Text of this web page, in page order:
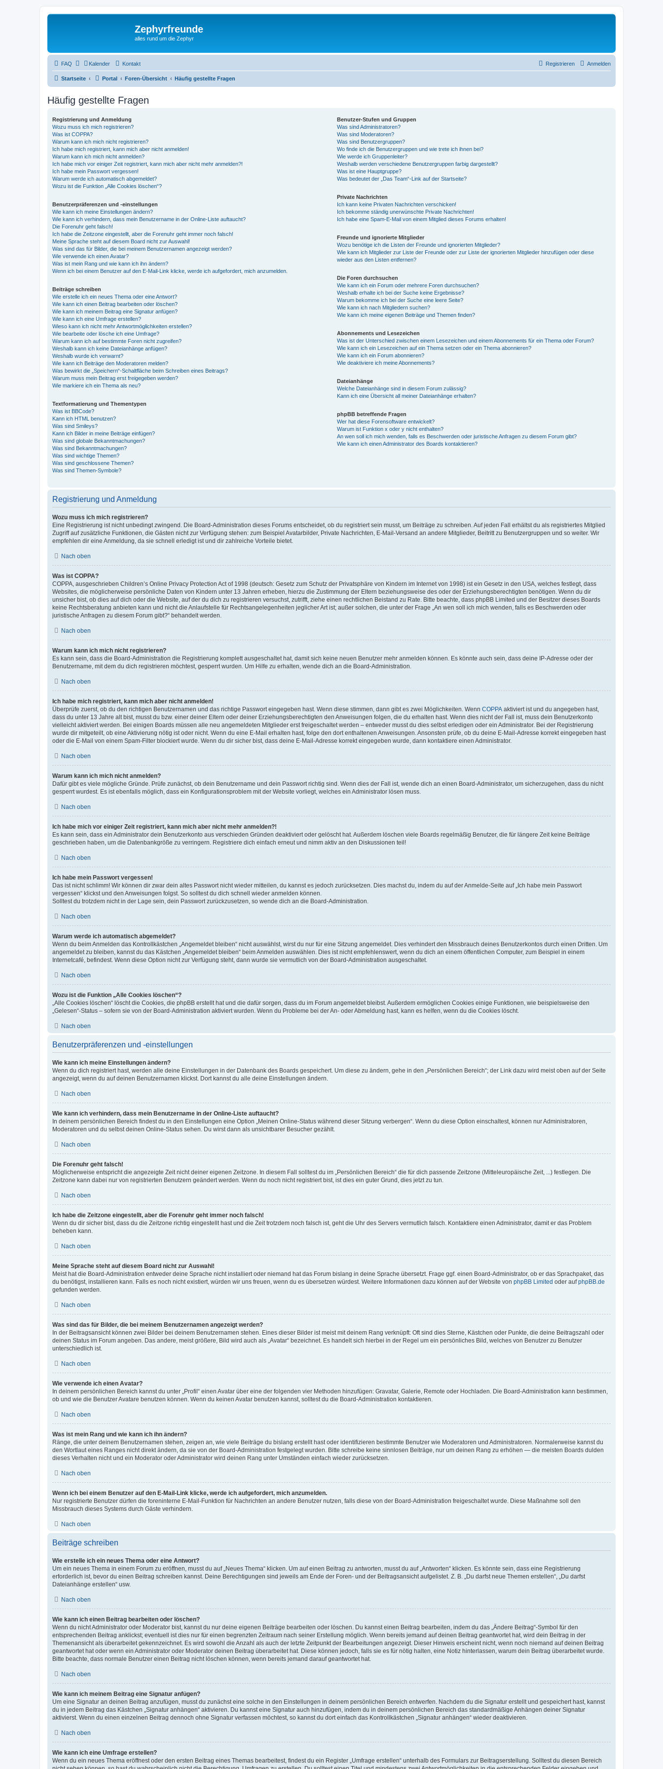
Zephyrfreunde
alles rund um die Zephyr
FAQ Kalender Kontakt Anmelden
Registrieren
Startseite Portal Foren-Übersicht Häufig gestellte Fragen
Häufig gestellte Fragen
Registrierung und Anmeldung
Wozu muss ich mich registrieren?
Was ist COPPA?
Warum kann ich mich nicht registrieren?
Ich habe mich registriert, kann mich aber nicht anmelden!
Warum kann ich mich nicht anmelden?
Ich habe mich vor einiger Zeit registriert, kann mich aber nicht mehr anmelden?!
Ich habe mein Passwort vergessen!
Warum werde ich automatisch abgemeldet?
Wozu ist die Funktion „Alle Cookies löschen“?
Benutzerpräferenzen und -einstellungen
Wie kann ich meine Einstellungen ändern?
Wie kann ich verhindern, dass mein Benutzername in der Online-Liste auftaucht?
Die Forenuhr geht falsch!
Ich habe die Zeitzone eingestellt, aber die Forenuhr geht immer noch falsch!
Meine Sprache steht auf diesem Board nicht zur Auswahl!
Was sind das für Bilder, die bei meinem Benutzernamen angezeigt werden?
Wie verwende ich einen Avatar?
Was ist mein Rang und wie kann ich ihn ändern?
Wenn ich bei einem Benutzer auf den E-Mail-Link klicke, werde ich aufgefordert, mich anzumelden.
Beiträge schreiben
Wie erstelle ich ein neues Thema oder eine Antwort?
Wie kann ich einen Beitrag bearbeiten oder löschen?
Wie kann ich meinem Beitrag eine Signatur anfügen?
Wie kann ich eine Umfrage erstellen?
Wieso kann ich nicht mehr Antwortmöglichkeiten erstellen?
Wie bearbeite oder lösche ich eine Umfrage?
Warum kann ich auf bestimmte Foren nicht zugreifen?
Weshalb kann ich keine Dateianhänge anfügen?
Weshalb wurde ich verwarnt?
Wie kann ich Beiträge den Moderatoren melden?
Was bewirkt die „Speichern“-Schaltfläche beim Schreiben eines Beitrags?
Warum muss mein Beitrag erst freigegeben werden?
Wie markiere ich ein Thema als neu?
Textformatierung und Thementypen
Was ist BBCode?
Kann ich HTML benutzen?
Was sind Smileys?
Kann ich Bilder in meine Beiträge einfügen?
Was sind globale Bekanntmachungen?
Was sind Bekanntmachungen?
Was sind wichtige Themen?
Was sind geschlossene Themen?
Was sind Themen-Symbole?
Benutzer-Stufen und Gruppen
Was sind Administratoren?
Was sind Moderatoren?
Was sind Benutzergruppen?
Wo finde ich die Benutzergruppen und wie trete ich ihnen bei?
Wie werde ich Gruppenleiter?
Weshalb werden verschiedene Benutzergruppen farbig dargestellt?
Was ist eine Hauptgruppe?
Was bedeutet der „Das Team“-Link auf der Startseite?
Private Nachrichten
Ich kann keine Privaten Nachrichten verschicken!
Ich bekomme ständig unerwünschte Private Nachrichten!
Ich habe eine Spam-E-Mail von einem Mitglied dieses Forums erhalten!
Freunde und ignorierte Mitglieder
Wozu benötige ich die Listen der Freunde und ignorierten Mitglieder?
Wie kann ich Mitglieder zur Liste der Freunde oder zur Liste der ignorierten Mitglieder hinzufügen oder diese
wieder aus den Listen entfernen?
Die Foren durchsuchen
Wie kann ich ein Forum oder mehrere Foren durchsuchen?
Weshalb erhalte ich bei der Suche keine Ergebnisse?
Warum bekomme ich bei der Suche eine leere Seite?
Wie kann ich nach Mitgliedern suchen?
Wie kann ich meine eigenen Beiträge und Themen finden?
Abonnements und Lesezeichen
Was ist der Unterschied zwischen einem Lesezeichen und einem Abonnements für ein Thema oder Forum?
Wie kann ich ein Lesezeichen auf ein Thema setzen oder ein Thema abonnieren?
Wie kann ich ein Forum abonnieren?
Wie deaktiviere ich meine Abonnements?
Dateianhänge
Welche Dateianhänge sind in diesem Forum zulässig?
Kann ich eine Übersicht all meiner Dateianhänge erhalten?
phpBB betreffende Fragen
Wer hat diese Forensoftware entwickelt?
Warum ist Funktion x oder y nicht enthalten?
An wen soll ich mich wenden, falls es Beschwerden oder juristische Anfragen zu diesem Forum gibt?
Wie kann ich einen Administrator des Boards kontaktieren?
Registrierung und Anmeldung
Wozu muss ich mich registrieren?
Eine Registrierung ist nicht unbedingt zwingend. Die Board-Administration dieses Forums entscheidet, ob du registriert sein musst, um Beiträge zu schreiben. Auf jeden Fall erhältst du als registriertes Mitglied
Zugriff auf zusätzliche Funktionen, die Gästen nicht zur Verfügung stehen: zum Beispiel Avatarbilder, Private Nachrichten, E-Mail-Versand an andere Mitglieder, Beitritt zu Benutzergruppen und so weiter. Wir
empfehlen dir eine Anmeldung, da sie schnell erledigt ist und dir zahlreiche Vorteile bietet.
Nach oben
Was ist COPPA?
COPPA, ausgeschrieben Children’s Online Privacy Protection Act of 1998 (deutsch: Gesetz zum Schutz der Privatsphäre von Kindern im Internet von 1998) ist ein Gesetz in den USA, welches festlegt, dass
Websites, die möglicherweise persönliche Daten von Kindern unter 13 Jahren erheben, hierzu die Zustimmung der Eltern beziehungsweise des oder der Erziehungsberechtigten benötigen. Wenn du dir
unsicher bist, ob dies auf dich oder die Website, auf der du dich zu registrieren versuchst, zutrifft, ziehe einen rechtlichen Beistand zu Rate. Bitte beachte, dass phpBB Limited und der Besitzer dieses Boards
keine Rechtsberatung anbieten kann und nicht die Anlaufstelle für Rechtsangelegenheiten jeglicher Art ist; außer solchen, die unter der Frage „An wen soll ich mich wenden, falls es Beschwerden oder
juristische Anfragen zu diesem Forum gibt?“ behandelt werden.
Nach oben
Warum kann ich mich nicht registrieren?
Es kann sein, dass die Board-Administration die Registrierung komplett ausgeschaltet hat, damit sich keine neuen Benutzer mehr anmelden können. Es könnte auch sein, dass deine IP-Adresse oder der
Benutzername, mit dem du dich registrieren möchtest, gesperrt wurden. Um Hilfe zu erhalten, wende dich an die Board-Administration.
Nach oben
Ich habe mich registriert, kann mich aber nicht anmelden!
Überprüfe zuerst, ob du den richtigen Benutzernamen und das richtige Passwort eingegeben hast. Wenn diese stimmen, dann gibt es zwei Möglichkeiten. Wenn COPPA aktiviert ist und du angegeben hast,
dass du unter 13 Jahre alt bist, musst du bzw. einer deiner Eltern oder deiner Erziehungsberechtigten den Anweisungen folgen, die du erhalten hast. Wenn dies nicht der Fall ist, muss dein Benutzerkonto
vielleicht aktiviert werden. Bei einigen Boards müssen alle neu angemeldeten Mitglieder erst freigeschaltet werden – entweder musst du dies selbst erledigen oder ein Administrator. Bei der Registrierung
wurde dir mitgeteilt, ob eine Aktivierung nötig ist oder nicht. Wenn du eine E-Mail erhalten hast, folge den dort enthaltenen Anweisungen. Ansonsten prüfe, ob du deine E-Mail-Adresse korrekt eingegeben hast
oder die E-Mail von einem Spam-Filter blockiert wurde. Wenn du dir sicher bist, dass deine E-Mail-Adresse korrekt eingegeben wurde, dann kontaktiere einen Administrator.
Nach oben
Warum kann ich mich nicht anmelden?
Dafür gibt es viele mögliche Gründe. Prüfe zunächst, ob dein Benutzername und dein Passwort richtig sind. Wenn dies der Fall ist, wende dich an einen Board-Administrator, um sicherzugehen, dass du nicht
gesperrt wurdest. Es ist ebenfalls möglich, dass ein Konfigurationsproblem mit der Website vorliegt, welches ein Administrator lösen muss.
Nach oben
Ich habe mich vor einiger Zeit registriert, kann mich aber nicht mehr anmelden?!
Es kann sein, dass ein Administrator dein Benutzerkonto aus verschieden Gründen deaktiviert oder gelöscht hat. Außerdem löschen viele Boards regelmäßig Benutzer, die für längere Zeit keine Beiträge
geschrieben haben, um die Datenbankgröße zu verringern. Registriere dich einfach erneut und nimm aktiv an den Diskussionen teil!
Nach oben
Ich habe mein Passwort vergessen!
Das ist nicht schlimm! Wir können dir zwar dein altes Passwort nicht wieder mitteilen, du kannst es jedoch zurücksetzen. Dies machst du, indem du auf der Anmelde-Seite auf „Ich habe mein Passwort
vergessen“ klickst und den Anweisungen folgst. So solltest du dich schnell wieder anmelden können.
Solltest du trotzdem nicht in der Lage sein, dein Passwort zurückzusetzen, so wende dich an die Board-Administration.
Nach oben
Warum werde ich automatisch abgemeldet?
Wenn du beim Anmelden das Kontrollkästchen „Angemeldet bleiben“ nicht auswählst, wirst du nur für eine Sitzung angemeldet. Dies verhindert den Missbrauch deines Benutzerkontos durch einen Dritten. Um
angemeldet zu bleiben, kannst du das Kästchen „Angemeldet bleiben“ beim Anmelden auswählen. Dies ist nicht empfehlenswert, wenn du dich an einem öffentlichen Computer, zum Beispiel in einem
Internetcafé, befindest. Wenn diese Option nicht zur Verfügung steht, dann wurde sie vermutlich von der Board-Administration ausgeschaltet.
Nach oben
Wozu ist die Funktion „Alle Cookies löschen“?
„Alle Cookies löschen“ löscht die Cookies, die phpBB erstellt hat und die dafür sorgen, dass du im Forum angemeldet bleibst. Außerdem ermöglichen Cookies einige Funktionen, wie beispielsweise den
„Gelesen“-Status – sofern sie von der Board-Administration aktiviert wurden. Wenn du Probleme bei der An- oder Abmeldung hast, kann es helfen, wenn du die Cookies löscht.
Nach oben
Benutzerpräferenzen und -einstellungen
Wie kann ich meine Einstellungen ändern?
Wenn du dich registriert hast, werden alle deine Einstellungen in der Datenbank des Boards gespeichert. Um diese zu ändern, gehe in den „Persönlichen Bereich“; der Link dazu wird meist oben auf der Seite
angezeigt, wenn du auf deinen Benutzernamen klickst. Dort kannst du alle deine Einstellungen ändern.
Nach oben
Wie kann ich verhindern, dass mein Benutzername in der Online-Liste auftaucht?
In deinem persönlichen Bereich findest du in den Einstellungen eine Option „Meinen Online-Status während dieser Sitzung verbergen“. Wenn du diese Option einschaltest, können nur Administratoren,
Moderatoren und du selbst deinen Online-Status sehen. Du wirst dann als unsichtbarer Besucher gezählt.
Nach oben
Die Forenuhr geht falsch!
Möglicherweise entspricht die angezeigte Zeit nicht deiner eigenen Zeitzone. In diesem Fall solltest du im „Persönlichen Bereich“ die für dich passende Zeitzone (Mitteleuropäische Zeit, ...) festlegen. Die
Zeitzone kann dabei nur von registrierten Benutzern geändert werden. Wenn du noch nicht registriert bist, ist dies ein guter Grund, dies jetzt zu tun.
Nach oben
Ich habe die Zeitzone eingestellt, aber die Forenuhr geht immer noch falsch!
Wenn du dir sicher bist, dass du die Zeitzone richtig eingestellt hast und die Zeit trotzdem noch falsch ist, geht die Uhr des Servers vermutlich falsch. Kontaktiere einen Administrator, damit er das Problem
beheben kann.
Nach oben
Meine Sprache steht auf diesem Board nicht zur Auswahl!
Meist hat die Board-Administration entweder deine Sprache nicht installiert oder niemand hat das Forum bislang in deine Sprache übersetzt. Frage ggf. einen Board-Administrator, ob er das Sprachpaket, das
du benötigst, installieren kann. Falls es noch nicht existiert, würden wir uns freuen, wenn du es übersetzen würdest. Weitere Informationen dazu können auf der Website von phpBB Limited oder aufphpBB.de
gefunden werden.
Nach oben
Was sind das für Bilder, die bei meinem Benutzernamen angezeigt werden?
In der Beitragsansicht können zwei Bilder bei deinem Benutzernamen stehen. Eines dieser Bilder ist meist mit deinem Rang verknüpft: Oft sind dies Sterne, Kästchen oder Punkte, die deine Beitragszahl oder
deinen Status im Forum angeben. Das andere, meist größere, Bild wird auch als „Avatar“ bezeichnet. Es handelt sich hierbei in der Regel um ein persönliches Bild, welches von Benutzer zu Benutzer
unterschiedlich ist.
Nach oben
Wie verwende ich einen Avatar?
In deinem persönlichen Bereich kannst du unter „Profil“ einen Avatar über eine der folgenden vier Methoden hinzufügen: Gravatar, Galerie, Remote oder Hochladen. Die Board-Administration kann bestimmen,
ob und wie die Benutzer Avatare benutzen können. Wenn du keinen Avatar benutzen kannst, solltest du die Board-Administration kontaktieren.
Nach oben
Was ist mein Rang und wie kann ich ihn ändern?
Ränge, die unter deinem Benutzernamen stehen, zeigen an, wie viele Beiträge du bislang erstellt hast oder identifizieren bestimmte Benutzer wie Moderatoren und Administratoren. Normalerweise kannst du
den Wortlaut eines Ranges nicht direkt ändern, da sie von der Board-Administration festgelegt wurden. Bitte schreibe keine sinnlosen Beiträge, nur um deinen Rang zu erhöhen — die meisten Boards dulden
dieses Verhalten nicht und ein Moderator oder Administrator wird deinen Rang unter Umständen einfach wieder zurücksetzen.
Nach oben
Wenn ich bei einem Benutzer auf den E-Mail-Link klicke, werde ich aufgefordert, mich anzumelden.
Nur registrierte Benutzer dürfen die foreninterne E-Mail-Funktion für Nachrichten an andere Benutzer nutzen, falls diese von der Board-Administration freigeschaltet wurde. Diese Maßnahme soll den
Missbrauch dieses Systems durch Gäste verhindern.
Nach oben
Beiträge schreiben
Wie erstelle ich ein neues Thema oder eine Antwort?
Um ein neues Thema in einem Forum zu eröffnen, musst du auf „Neues Thema“ klicken. Um auf einen Beitrag zu antworten, musst du auf „Antworten“ klicken. Es könnte sein, dass eine Registrierung
erforderlich ist, bevor du einen Beitrag schreiben kannst. Deine Berechtigungen sind jeweils am Ende der Foren- und der Beitragsansicht aufgelistet. Z. B. „Du darfst neue Themen erstellen“, „Du darfst
Dateianhänge erstellen“ usw.
Nach oben
Wie kann ich einen Beitrag bearbeiten oder löschen?
Wenn du nicht Administrator oder Moderator bist, kannst du nur deine eigenen Beiträge bearbeiten oder löschen. Du kannst einen Beitrag bearbeiten, indem du das „Ändere Beitrag“-Symbol für den
entsprechenden Beitrag anklickst; eventuell ist dies nur für einen begrenzten Zeitraum nach seiner Erstellung möglich. Wenn bereits jemand auf deinen Beitrag geantwortet hat, wird dein Beitrag in der
Themenansicht als überarbeitet gekennzeichnet. Es wird sowohl die Anzahl als auch der letzte Zeitpunkt der Bearbeitungen angezeigt. Dieser Hinweis erscheint nicht, wenn noch niemand auf deinen Beitrag
geantwortet hat oder wenn ein Administrator oder Moderator deinen Beitrag überarbeitet hat. Diese können jedoch, falls sie es für nötig halten, eine Notiz hinterlassen, warum dein Beitrag überarbeitet wurde.
Bitte beachte, dass normale Benutzer einen Beitrag nicht löschen können, wenn bereits jemand darauf geantwortet hat.
Nach oben
Wie kann ich meinem Beitrag eine Signatur anfügen?
Um eine Signatur an deinen Beitrag anzufügen, musst du zunächst eine solche in den Einstellungen in deinem persönlichen Bereich entwerfen. Nachdem du die Signatur erstellt und gespeichert hast, kannst
du in jedem Beitrag das Kästchen „Signatur anhängen“ aktivieren. Du kannst eine Signatur auch hinzufügen, indem du in deinem persönlichen Bereich das standardmäßige Anhängen deiner Signatur
aktivierst. Wenn du einen einzelnen Beitrag dennoch ohne Signatur verfassen möchtest, so kannst du dort einfach das Kontrollkästchen „Signatur anhängen“ wieder deaktivieren.
Nach oben
Wie kann ich eine Umfrage erstellen?
Wenn du ein neues Thema eröffnest oder den ersten Beitrag eines Themas bearbeitest, findest du ein Register „Umfrage erstellen“ unterhalb des Formulars zur Beitragserstellung. Solltest du diesen Bereich